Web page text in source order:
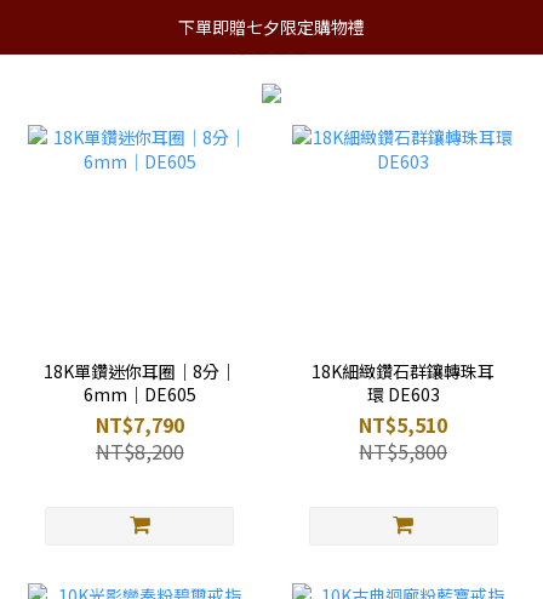
下單即贈七夕限定購物禮
18K單鑽迷你耳圈｜8分｜
6mm｜DE605
NT$7,790
NT$8,200
18K細緻鑽石群鑲轉珠耳
環 DE603
NT$5,510
NT$5,800